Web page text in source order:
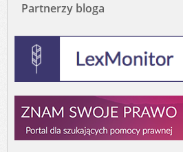
Partnerzy bloga